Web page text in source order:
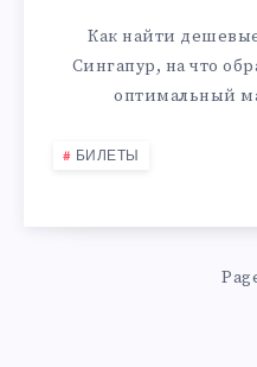
В
Как найти
Сингапур, на что
оптимальный
БИЛЕТЫ